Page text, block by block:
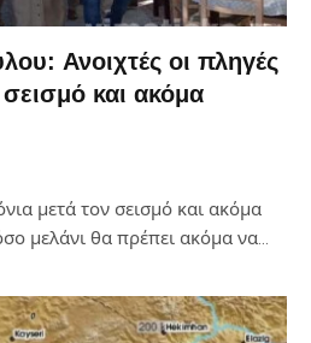
Ανοιχτές οι πληγές
και ακόμα
μετά τον σεισμό και ακόμα
μελάνι θα πρέπει ακόμα να…